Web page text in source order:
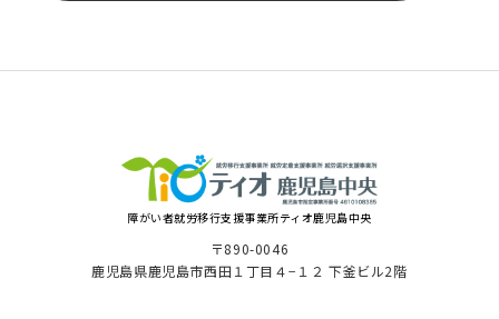
障がい者就労移⾏⽀援事業所ティオ⿅児島中央
〒890-0046
⿅児島県⿅児島市⻄⽥１丁⽬４−１２ 下釜ビル2階